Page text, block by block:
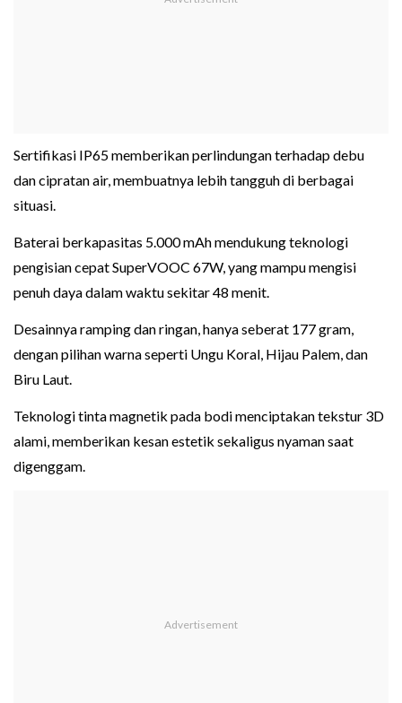
Sertifikasi IP65 memberikan perlindungan terhadap debu
dan cipratan air, membuatnya lebih tangguh di berbagai
situasi.
Baterai berkapasitas 5.000 mAh mendukung teknologi
pengisian cepat SuperVOOC 67W, yang mampu mengisi
penuh daya dalam waktu sekitar 48 menit.
Desainnya ramping dan ringan, hanya seberat 177 gram,
dengan pilihan warna seperti Ungu Koral, Hijau Palem, dan
Biru Laut.
Teknologi tinta magnetik pada bodi menciptakan tekstur 3D
alami, memberikan kesan estetik sekaligus nyaman saat
digenggam.